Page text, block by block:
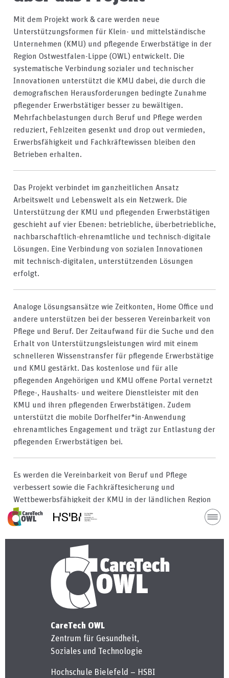
Mit dem Projekt work & care werden neue
Unterstützungsformen für Klein- und mittelständische
Unternehmen (KMU) und pflegende Erwerbstätige in der
Region Ostwestfalen-Lippe (OWL) entwickelt. Die
systematische Verbindung sozialer und technischer
Innovationen unterstützt die KMU dabei, die durch die
demografischen Herausforderungen bedingte Zunahme
pflegender Erwerbstätiger besser zu bewältigen.
Mehrfachbelastungen durch Beruf und Pflege werden
reduziert, Fehlzeiten gesenkt und drop out vermieden,
Erwerbsfähigkeit und Fachkräftewissen bleiben den
Betrieben erhalten.
Das Projekt verbindet im ganzheitlichen Ansatz
Arbeitswelt und Lebenswelt als ein Netzwerk. Die
Unterstützung der KMU und pflegenden Erwerbstätigen
geschieht auf vier Ebenen: betriebliche, überbetriebliche,
nachbarschaftlich-ehrenamtliche und technisch-digitale
Lösungen. Eine Verbindung von sozialen Innovationen
mit technisch-digitalen, unterstützenden Lösungen
erfolgt.
Analoge Lösungsansätze wie Zeitkonten, Home Office und
andere unterstützen bei der besseren Vereinbarkeit von
Pflege und Beruf. Der Zeitaufwand für die Suche und den
Erhalt von Unterstützungsleistungen wird mit einem
schnelleren Wissenstransfer für pflegende Erwerbstätige
und KMU gestärkt. Das kostenlose und für alle
pflegenden Angehörigen und KMU offene Portal vernetzt
Pflege-, Haushalts- und weitere Dienstleister mit den
KMU und ihren pflegenden Erwerbstätigen. Zudem
unterstützt die mobile Dorfhelfer*in-Anwendung
ehrenamtliches Engagement und trägt zur Entlastung der
pflegenden Erwerbstätigen bei.
Es werden die Vereinbarkeit von Beruf und Pflege
verbessert sowie die Fachkräftesicherung und
Wettbewerbsfähigkeit der KMU in der ländlichen Region
OWL gestärkt.
CareTech OWL
Zentrum für Gesundheit,
Soziales und Technologie
Hochschule Bielefeld – HSBI